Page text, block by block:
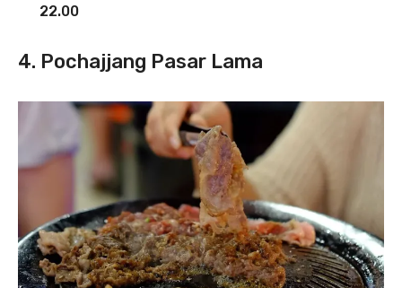
22.00
4. Pochajjang Pasar Lama